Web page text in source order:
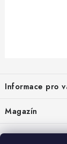
p
a
í
Informace pro
Velkoobchod
Magazín
Kombucha –